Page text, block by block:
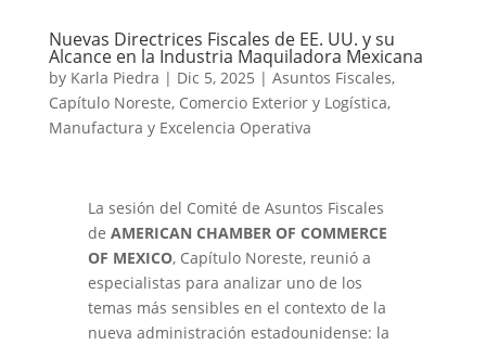
Nuevas Directrices Fiscales de EE. UU. y su
Alcance en la Industria Maquiladora Mexicana
by Karla Piedra | Dic 5, 2025 | Asuntos Fiscales,
Capítulo Noreste, Comercio Exterior y Logística,
Manufactura y Excelencia Operativa
La sesión del Comité de Asuntos Fiscales
de AMERICAN CHAMBER OF COMMERCE
OF MEXICO, Capítulo Noreste, reunió a
especialistas para analizar uno de los
temas más sensibles en el contexto de la
nueva administración estadounidense: la